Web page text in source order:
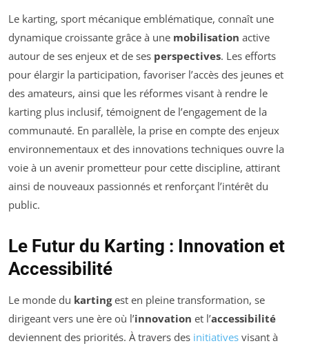
Le karting, sport mécanique emblématique, connaît une
dynamique croissante grâce à une mobilisation active
autour de ses enjeux et de ses perspectives. Les efforts
pour élargir la participation, favoriser l’accès des jeunes et
des amateurs, ainsi que les réformes visant à rendre le
karting plus inclusif, témoignent de l’engagement de la
communauté. En parallèle, la prise en compte des enjeux
environnementaux et des innovations techniques ouvre la
voie à un avenir prometteur pour cette discipline, attirant
ainsi de nouveaux passionnés et renforçant l’intérêt du
public.
Le Futur du Karting : Innovation et
Accessibilité
Le monde du kartingest en pleine transformation, se
dirigeant vers une ère où l’innovation et l’accessibilité
deviennent des priorités. À travers des initiatives visant à